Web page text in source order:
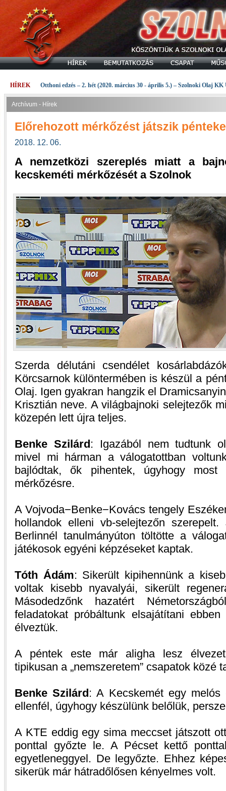
HÍREK Otthoni edzés – 2. hét (2020. március 30 - április 5.) – Szolnoki Olaj KK
Archívum - Hírek
Előrehozott mérkőzést játszik
2018. 12. 06.
A nemzetközi szereplés miatt a
kecskeméti mérkőzését a Szolnok
Szerda délutáni csendélet
Körcsarnok különtermében is készül a
Olaj. Igen gyakran hangzik el
Krisztián neve. A világbajnoki selejtezők
közepén lett újra teljes.
Benke Szilárd: Igazából nem tudtunk
mivel mi hárman a válogatottban
bajlódtak, ők pihentek, úgyhogy
mérkőzésre.
A Vojvoda−Benke−Kovács tengely
hollandok elleni vb-selejtezőn
Berlinnél tanulmányúton töltötte a
játékosok egyéni képzéseket kaptak.
Tóth Ádám: Sikerült kipihennünk a
voltak kisebb nyavalyái, sikerült
Másodedzőnk hazatért
feladatokat próbáltunk elsajátítani
élveztük.
A péntek este már aligha lesz
tipikusan a „nemszeretem” csapatok közé
Benke Szilárd: A Kecskemét egy melós
ellenfél, úgyhogy készülünk belőlük,
A KTE eddig egy sima meccset játszott
ponttal győzte le. A Pécset kettő
egyetleneggyel. De legyőzte. Ehhez
sikerük már hátradőlősen kényelmes volt.